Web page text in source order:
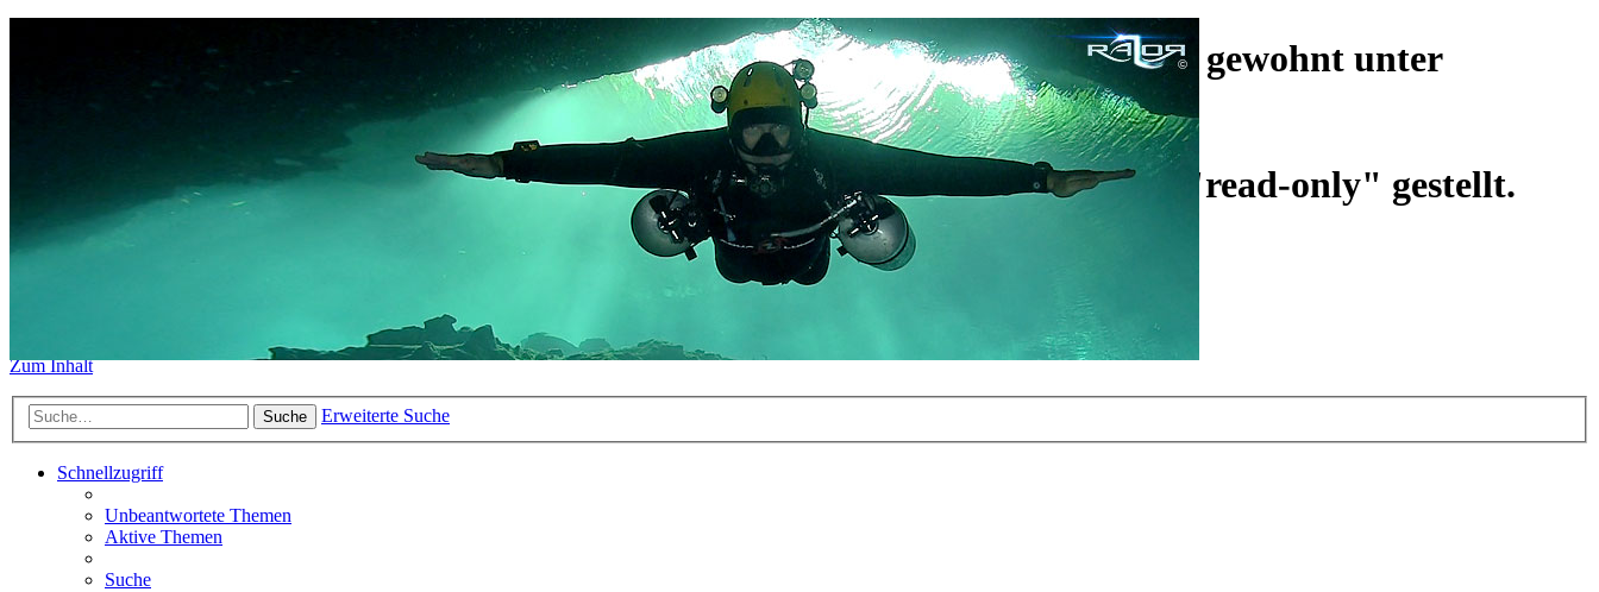
Das Sidemount-Forum ist auf ein neues Forensystem umgezogen und wie gewohnt unter
https://www.sidemount-forum.comerreichbar.
Das alte Forum hier existiert nur aufgrund deralten Galerieund ist auf "read-only" gestellt.
Sidemount-Forum
Zum Inhalt
Suche Erweiterte Suche
Schnellzugriff
Unbeantwortete Themen
Aktive Themen
Suche